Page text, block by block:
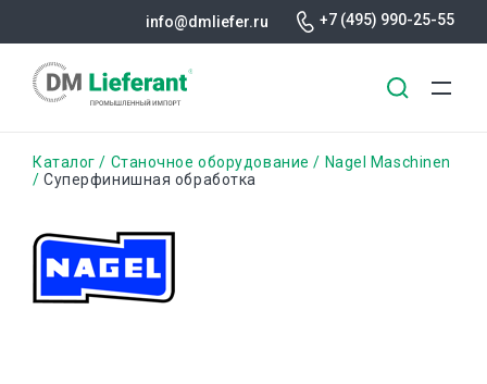
содержанию
info@dmliefer.ru +7 (495) 990-25-55
Строка
Каталог Станочное оборудование
Nagel Maschinen
Cуперфинишная обработка